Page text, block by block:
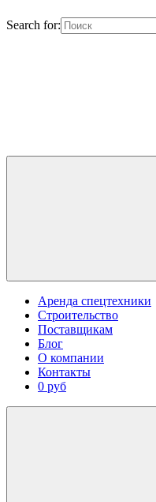
Search for:
Аренда спецтехники
Строительство
Поставщикам
Блог
О компании
Контакты
0 руб